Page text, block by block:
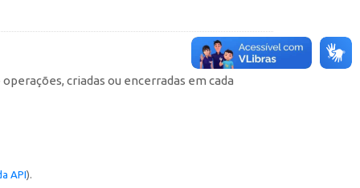
criadas ou encerradas em cada
API).